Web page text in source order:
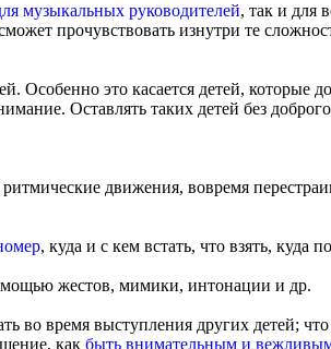
музыкальных руководителей, так и для
прочувствовать изнутри те
Особенно это касается детей, которые
Оставлять таких детей без
движения, вовремя
, куда и с кем встать, что взять, куда
жестов, мимики, интонации и др.
во время выступления других детей;
как быть внимательным и